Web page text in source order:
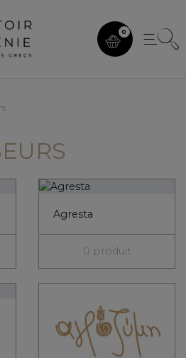
0
Agresta
0 produit